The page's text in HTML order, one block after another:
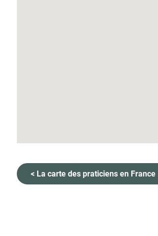
< La carte des praticiens en France